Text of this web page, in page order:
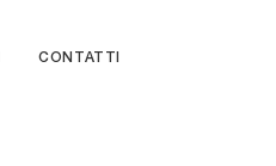
CONTATTI